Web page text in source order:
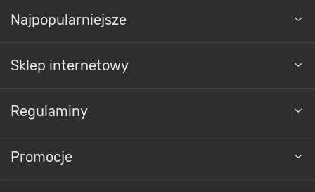
Najpopularniejsze
Sklep internetowy
Regulaminy
Promocje